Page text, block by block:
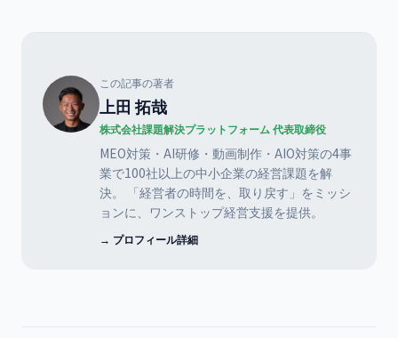
この記事の著者
上田 拓哉
株式会社課題解決プラットフォーム 代表取締役
MEO対策・AI研修・動画制作・AIO対策の4事
業で100社以上の中小企業の経営課題を解
決。 「経営者の時間を、取り戻す」をミッシ
ョンに、ワンストップ経営支援を提供。
→ プロフィール詳細